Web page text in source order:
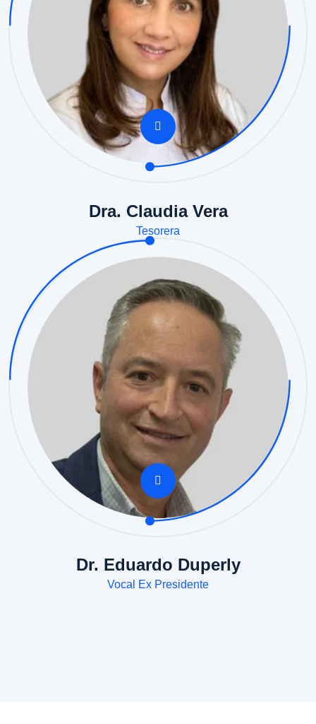
Dra. Claudia Vera
Tesorera
Dr. Eduardo Duperly
Vocal Ex Presidente